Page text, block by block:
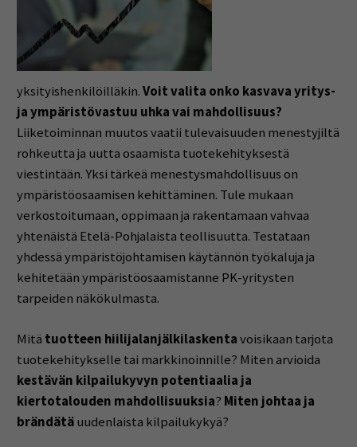
yksityishenkilöilläkin.Voit valita onko kasvava yritys-
ja ympäristövastuu uhka vai mahdollisuus?
Liiketoiminnan muutos vaatii tulevaisuuden menestyjiltä
rohkeutta ja uutta osaamista tuotekehityksestä
viestintään. Yksi tärkeä menestysmahdollisuus on
ympäristöosaamisen kehittäminen. Tule mukaan
verkostoitumaan, oppimaan ja rakentamaan vahvaa
yhtenäistä Etelä-Pohjalaista teollisuutta. Testataan
yhdessä ympäristöjohtamisen käytännön työkaluja ja
kehitetään ympäristöosaamistanne PK-yritysten
tarpeiden näkökulmasta.
Mitä tuotteen hiilijalanjälkilaskentavoisikaan tarjota
tuotekehitykselle tai markkinoinnille? Miten arvioida
kestävän kilpailukyvyn potentiaalia ja
kiertotalouden mahdollisuuksia? Miten johtaa ja
brändätäuudenlaista kilpailukykyä?